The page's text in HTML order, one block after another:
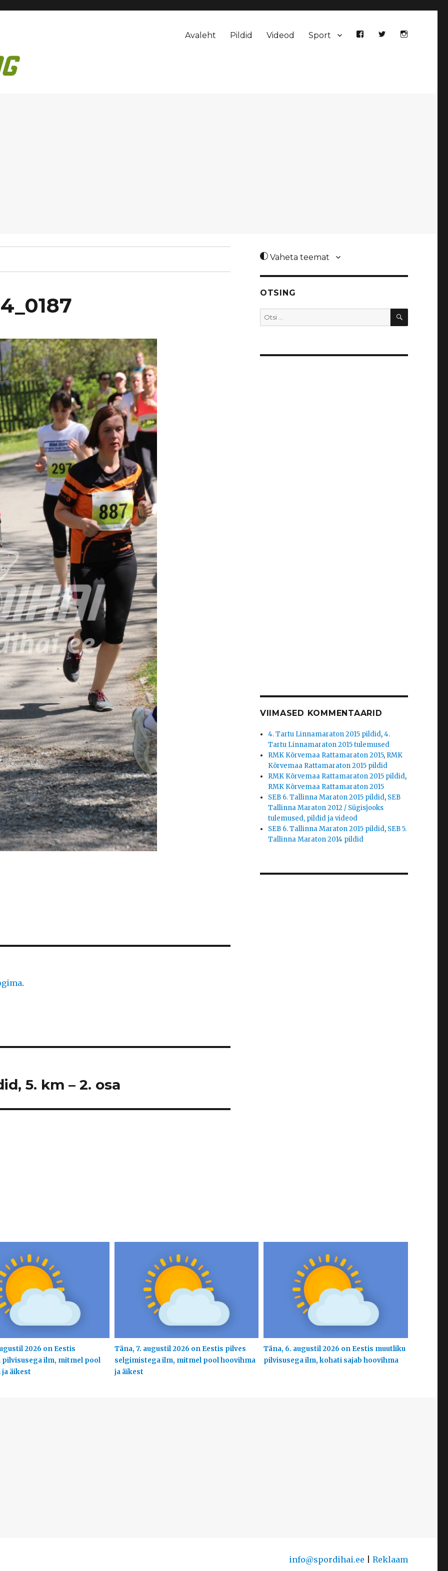
Avaleht Pildid Videod Sport
.
5. km – 2. osa
Vaheta teemat
OTSING
Otsi: OTSI
VIIMASED KOMMENTAARID
4. Tartu Linnamaraton 2015 pildid,4.
Tartu Linnamaraton 2015 tulemused
RMK Kõrvemaa Rattamaraton 2015, RMK
Kõrvemaa Rattamaraton 2015 pildid
RMK Kõrvemaa Rattamaraton 2015 pildid,
RMK Kõrvemaa Rattamaraton 2015
SEB 6. Tallinna Maraton 2015 pildid, SEB
Tallinna Maraton 2012 / Sügisjooks
tulemused, pildid ja videod
SEB 6. Tallinna Maraton 2015 pildid, SEB 5.
Tallinna Maraton 2014 pildid
2026 on Eestis
pilvisusega ilm, mitmel pool
äikest
Täna, 7. augustil 2026 on Eestis pilves
selgimistega ilm, mitmel pool hoovihma
ja äikest
Täna, 6. augustil 2026 on Eestis muutliku
pilvisusega ilm, kohati sajab hoovihma
info@spordihai.ee Reklaam